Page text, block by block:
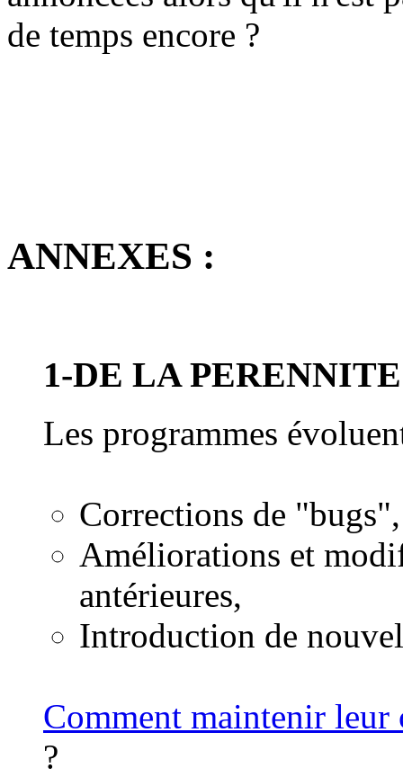
de temps encore ?
ANNEXES :
1-DE LA
Les programmes
Corrections de "bugs",
Améliorations et
antérieures,
Introduction de
Comment maintenir leur
?